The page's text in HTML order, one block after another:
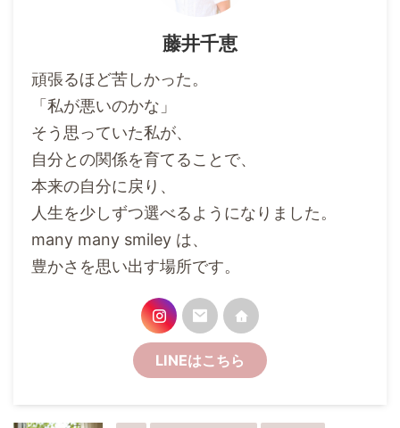
藤井千恵
頑張るほど苦しかった。
「私が悪いのかな」
そう思っていた私が、
自分との関係を育てることで、
本来の自分に戻り、
人生を少しずつ選べるようになりました。
many many smiley は、
豊かさを思い出す場所です。
LINEはこちら